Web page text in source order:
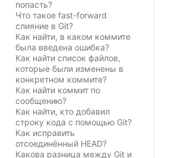
попасть?
Что такое fast-forward
слияние в Git?
Как найти, в каком коммите
была введена ошибка?
Как найти список файлов,
которые были изменены в
конкретном коммите?
Как найти коммит по
сообщению?
Как найти, кто добавил
строку кода с помощью Git?
Как исправить
отсоединённый HEAD?
Какова разница между Git и